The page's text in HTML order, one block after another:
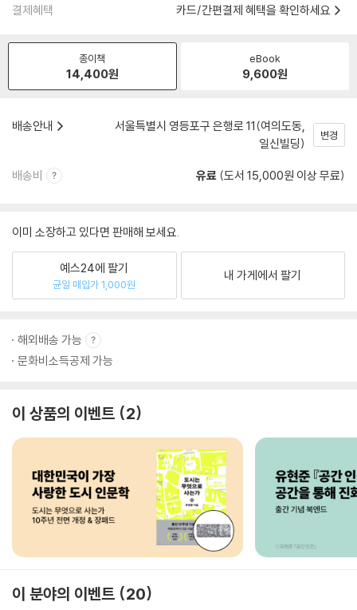
결제혜택 카드/간편결제 혜택을 확인하세요
종이책
14,400원
eBook
9,600원
배송안내
서울특별시 영등포구 은행로 11(여의도동,
일신빌딩)
변경
배송비 유료 (도서 15,000원 이상 무료)
이미 소장하고 있다면 판매해 보세요.
예스24에 팔기
균일 매입가 1,000원
내 가게에서 팔기
해외배송 가능
문화비소득공제 가능
이 상품의 이벤트 2
이 분야의 이벤트 20